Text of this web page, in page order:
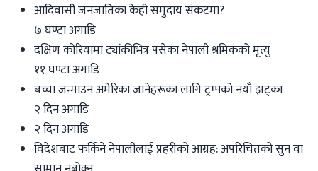
आदिवासी जनजातिका केही समुदाय संकटमा?
७ घण्टा अगाडि
दक्षिण कोरियामा ट्यांकीभित्र पसेका नेपाली श्रमिकको मृत्यु
११ घण्टा अगाडि
बच्चा जन्माउन अमेरिका जानेहरूका लागि ट्रम्पको नयाँ झट्का
२ दिन अगाडि
२ दिन अगाडि
विदेशबाट फर्किने नेपालीलाई प्रहरीको आग्रह: अपरिचितको सुन वा